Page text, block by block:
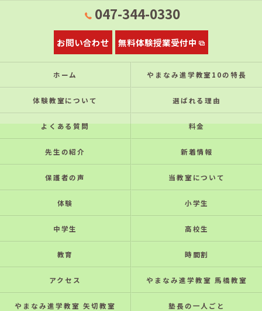
047-344-0330
お問い合わせ 無料体験授業受付中
ホーム やまなみ進学教室10の特⻑
体験教室について 選ばれる理由
よくある質問 料金
先生の紹介 新着情報
保護者の声 当教室について
体験 小学生
中学生 高校生
教育 時間割
アクセス やまなみ進学教室 馬橋教室
やまなみ進学教室 矢切教室 塾長の一人ごと